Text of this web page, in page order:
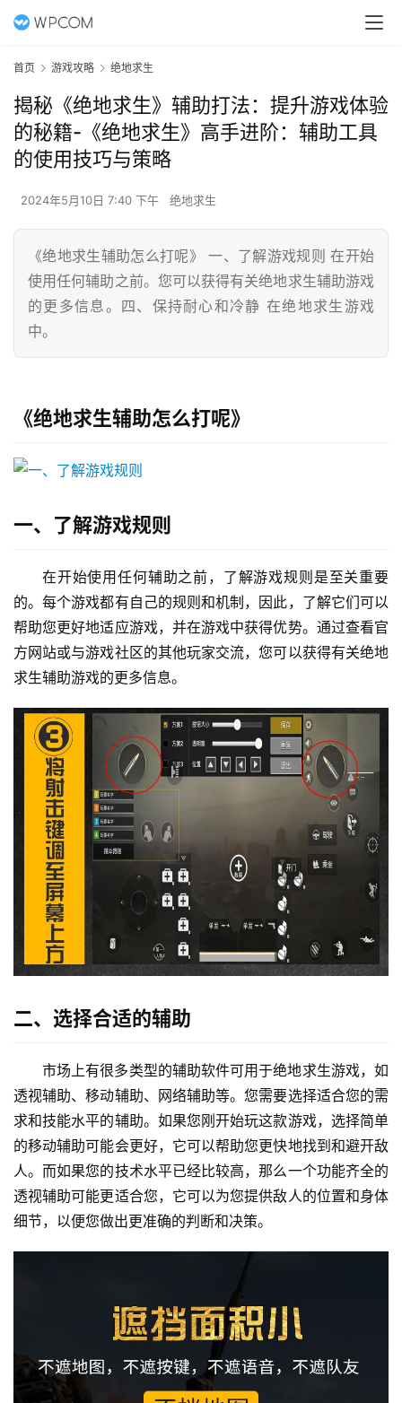
首页 游戏攻略 绝地求生
揭秘《绝地求生》辅助打法：提升游戏体验
的秘籍-《绝地求生》高手进阶：辅助工具
的使用技巧与策略
2024年5月10日 7:40 下午 绝地求生
《绝地求生辅助怎么打呢》 一、了解游戏规则 在开始
使用任何辅助之前。您可以获得有关绝地求生辅助游戏
的更多信息。四、保持耐心和冷静 在绝地求生游戏
中。
《绝地求生辅助怎么打呢》
一、了解游戏规则
在开始使用任何辅助之前，了解游戏规则是至关重要
的。每个游戏都有自己的规则和机制，因此，了解它们可以
帮助您更好地适应游戏，并在游戏中获得优势。通过查看官
方网站或与游戏社区的其他玩家交流，您可以获得有关绝地
求生辅助游戏的更多信息。
二、选择合适的辅助
市场上有很多类型的辅助软件可用于绝地求生游戏，如
透视辅助、移动辅助、网络辅助等。您需要选择适合您的需
求和技能水平的辅助。如果您刚开始玩这款游戏，选择简单
的移动辅助可能会更好，它可以帮助您更快地找到和避开敌
人。而如果您的技术水平已经比较高，那么一个功能齐全的
透视辅助可能更适合您，它可以为您提供敌人的位置和身体
细节，以便您做出更准确的判断和决策。